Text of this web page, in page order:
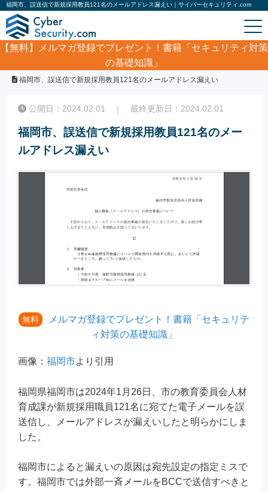
福岡市、誤送信で新規採用教員121名のメールアドレス漏えい｜サイバーセキュリティ.com
【無料】
メルマガ登録でプレゼント！書籍「セキュリティ対策
の基礎知識」
サイバーセキュリティ・情報漏洩ニュース
福岡市、誤送信で新規採用教員121名のメールアドレス漏えい
公開日：2024.02.01 ｜ 最終更新日：2024.02.01
福岡市、誤送信で新規採用教員121名のメー
ルアドレス漏えい
無料
メルマガ登録でプレゼント！書籍「セキュリテ
ィ対策の基礎知識」
画像： 福岡市より引用
福岡県福岡市は2024年1月26日、市の教育委員会人材
育成課が新規採用職員121名に宛てた電子メールを誤
送信し、メールアドレスが漏えいしたと明らかにしま
した。
福岡市によると漏えいの原因は宛先設定の指定ミスで
す。福岡市では外部一斉メールをBCCで送信すべきと